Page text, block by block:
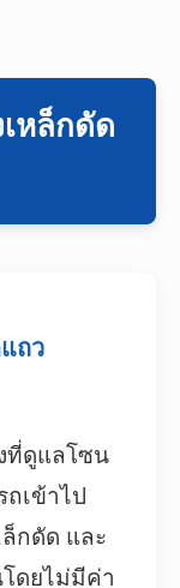
หล็กดัด
ถว
ที่ดูแลโซน
เข้าไป
กดัด และ
ดยไม่มีค่า